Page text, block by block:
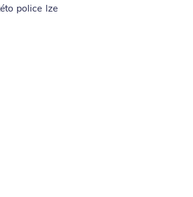
police lze